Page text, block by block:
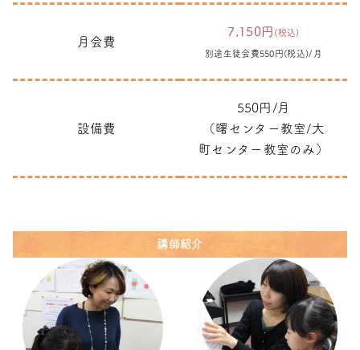
月会費
7,150円 (税込)
別途生徒会費550円(税込)/月
設備費
550円/月
（曙センター教室/大
町センター教室のみ）
講師紹介